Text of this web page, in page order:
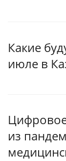
Какие
июле в
из